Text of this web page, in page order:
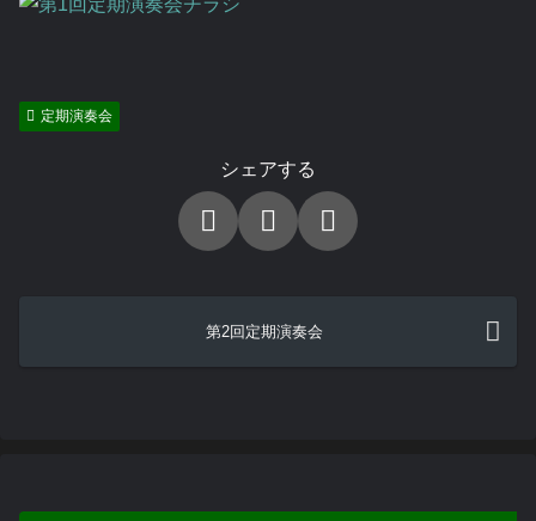
定期演奏会
シェアする
第2回定期演奏会